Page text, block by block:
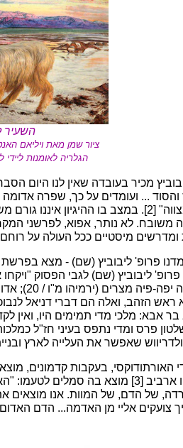
השעיר
ציור שמן מאת ויליאם האנט,
הגלריה לאומנות ליידי
מכיר בעובדה שאין לנו היום
... ועומדים על כך, שפרה אדומה
ניתוח רציונלי של המצווה" [2]. במצב בו
משובח. לא נותר, אפוא, לפרשני
ומדרשים מיסטיים ככל העולה על
פרופ' ליבוביץ (שם) - מצא
פרופ' ליבוביץ (שם) לגבי הפסוק
מצרים,
ראש הזהב, ואלה הם דברי דניאל
בר אבא: מלכי מדי תמימים היו, ואין
פרס ומדי נתפס בעיני חז"ל
שאפשר את העלייה לארץ
האורתודוקסי, בעקבות קדמונים,
(קונסרבטיבי) רוברטו ארביב [3]
של הדם, של המוות. אנו
צועקים אליי מן האדמה... הדם